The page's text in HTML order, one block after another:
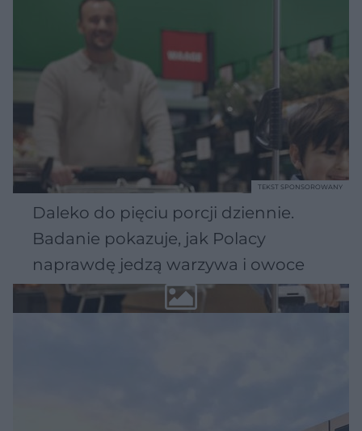
Daleko do pięciu porcji dziennie.
Badanie pokazuje, jak Polacy
naprawdę jedzą warzywa i owoce
TEKST SPONSOROWANY